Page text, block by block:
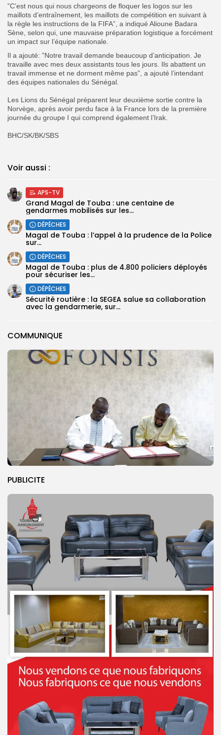
COMMUNIQUE
PUBLICITE
‎”C’est nous qui nous chargeons de floquer les logos sur les
maillots d’entraînement, les maillots de compétition en suivant à
la règle les instructions de la FIFA”, a indiqué Alioune Badara
Sène, selon qui, une mauvaise préparation logistique a forcément
un impact sur l’équipe nationale.
‎Il a ajouté: ‎”Notre travail demande beaucoup d’anticipation. Je
travaille avec mes deux assistants tous les jours. Ils abattent un
travail immense et ne dorment même pas”, a ajouté l’intendant
des équipes nationales du Sénégal.
‎Les Lions du Sénégal préparent leur deuxième sortie contre la
Norvège, après avoir perdu face à la France lors de la première
journée du groupe I qui comprend également l’Irak.
‎‎BHC/SK/BK/SBS
Voir aussi :
APS-TV
Grand Magal de Touba : une centaine de
gendarmes mobilisés sur les...
DÉPÊCHES
Magal de Touba : l’appel à la prudence de la Police
sur...
DÉPÊCHES
Magal de Touba : plus de 4.800 policiers déployés
pour sécuriser les...
DÉPÊCHES
Sécurité routière : la SEGEA salue sa collaboration
avec la gendarmerie, sur...